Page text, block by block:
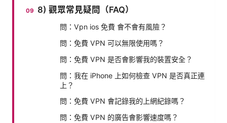
8) 觀眾常見疑問（FAQ）
問：Vpn ios 免費 會不會有風險？
問：免費 VPN 可以無限使用嗎？
問：免費 VPN 是否會影響我的裝置安全？
問：我在 iPhone 上如何檢查 VPN 是否真正連
上？
問：免費 VPN 會記錄我的上網紀錄嗎？
問：免費 VPN 的廣告會影響速度嗎？